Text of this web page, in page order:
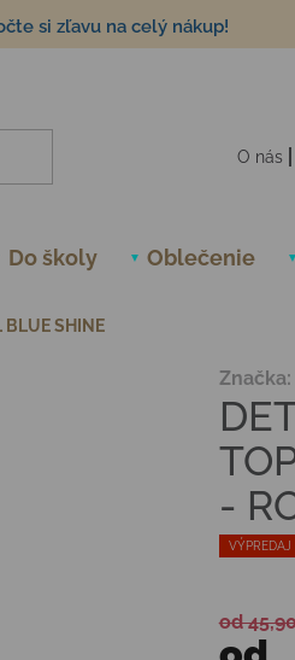
si zľavu na celý nákup!
O nás
Do školy Oblečenie
BLUE SHINE
VÝPREDAJ
-
Značka:
od